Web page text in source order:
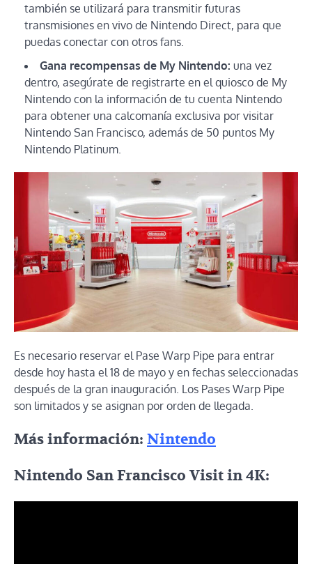
también se utilizará para transmitir futuras
transmisiones en vivo de Nintendo Direct, para que
puedas conectar con otros fans.
Gana recompensas de My Nintendo: una vez
dentro, asegúrate de registrarte en el quiosco de My
Nintendo con la información de tu cuenta Nintendo
para obtener una calcomanía exclusiva por visitar
Nintendo San Francisco, además de 50 puntos My
Nintendo Platinum.
Es necesario reservar el Pase Warp Pipe para entrar
desde hoy hasta el 18 de mayo y en fechas seleccionadas
después de la gran inauguración. Los Pases Warp Pipe
son limitados y se asignan por orden de llegada.
Más información: Nintendo
Nintendo San Francisco Visit in 4K: